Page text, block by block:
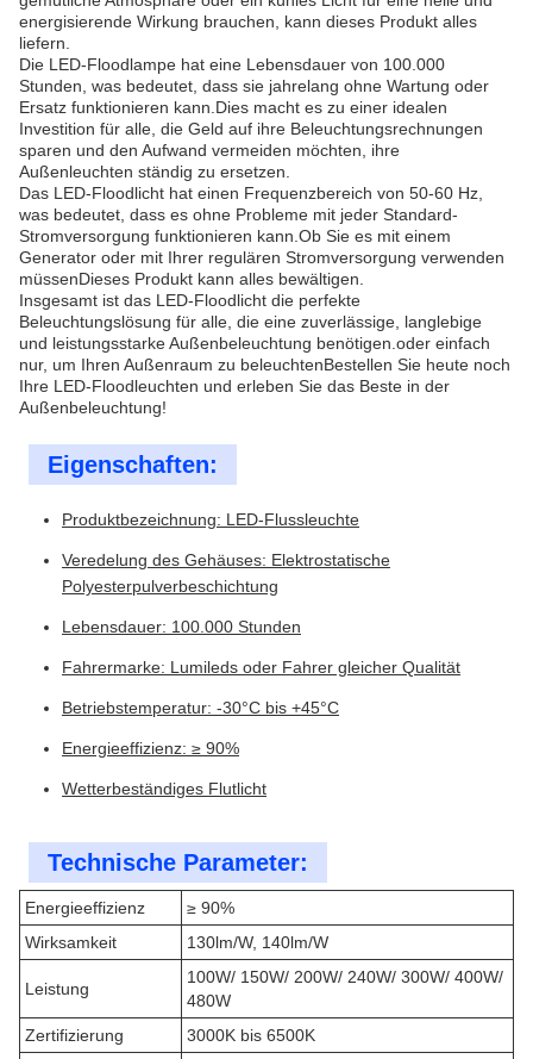
energisierende Wirkung brauchen, kann dieses Produkt alles
liefern.
Die LED-Floodlampe hat eine Lebensdauer von 100.000
Stunden, was bedeutet, dass sie jahrelang ohne Wartung oder
Ersatz funktionieren kann.Dies macht es zu einer idealen
Investition für alle, die Geld auf ihre Beleuchtungsrechnungen
sparen und den Aufwand vermeiden möchten, ihre
Außenleuchten ständig zu ersetzen.
Das LED-Floodlicht hat einen Frequenzbereich von 50-60 Hz,
was bedeutet, dass es ohne Probleme mit jeder Standard-
Stromversorgung funktionieren kann.Ob Sie es mit einem
Generator oder mit Ihrer regulären Stromversorgung verwenden
müssenDieses Produkt kann alles bewältigen.
Insgesamt ist das LED-Floodlicht die perfekte
Beleuchtungslösung für alle, die eine zuverlässige, langlebige
und leistungsstarke Außenbeleuchtung benötigen.oder einfach
nur, um Ihren Außenraum zu beleuchtenBestellen Sie heute noch
Ihre LED-Floodleuchten und erleben Sie das Beste in der
Außenbeleuchtung!
Eigenschaften:
Produktbezeichnung: LED-Flussleuchte
Veredelung des Gehäuses: Elektrostatische
Polyesterpulverbeschichtung
Lebensdauer: 100.000 Stunden
Fahrermarke: Lumileds oder Fahrer gleicher Qualität
Betriebstemperatur: -30°C bis +45°C
Energieeffizienz: ≥ 90%
Wetterbeständiges Flutlicht
Technische Parameter:
Energieeffizienz
≥ 90%
Wirksamkeit
130lm/W, 140lm/W
Leistung
100W/ 150W/ 200W/ 240W/ 300W/ 400W/
480W
Zertifizierung
3000K bis 6500K